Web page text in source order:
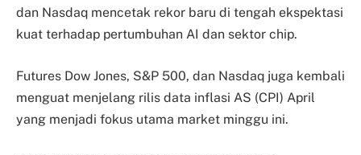
dan Nasdaq mencetak rekor baru di tengah ekspektasi
kuat terhadap pertumbuhan AI dan sektor chip.
Futures Dow Jones, S&P 500, dan Nasdaq juga kembali
menguat menjelang rilis data inflasi AS (CPI) April
yang menjadi fokus utama market minggu ini.